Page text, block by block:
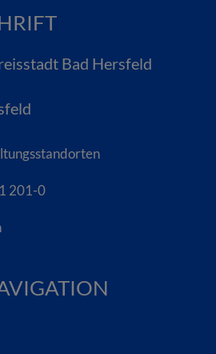
Bad Hersfeld
201-0